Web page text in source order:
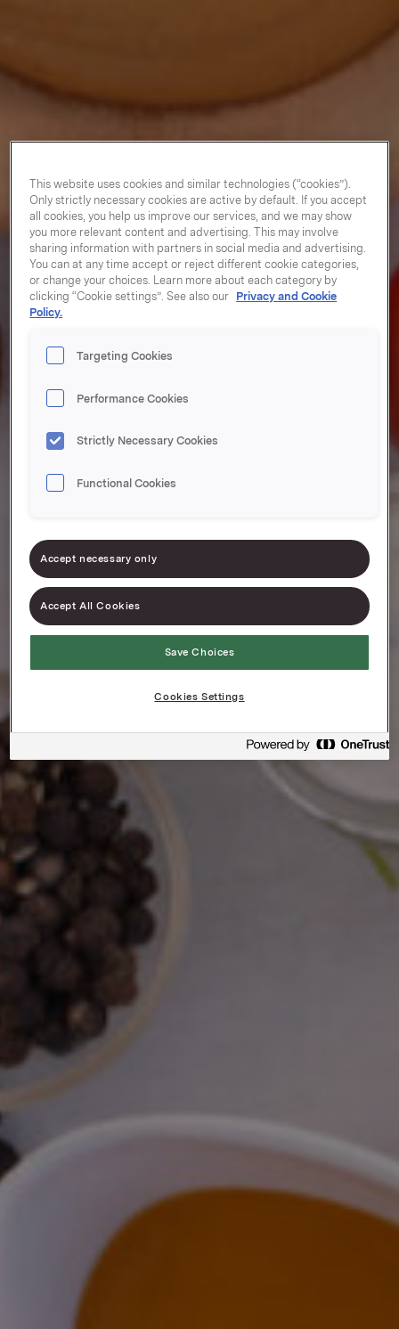
This website uses cookies and similar technologies (“cookies”).
Only strictly necessary cookies are active by default. If you accept
all cookies, you help us improve our services, and we may show
you more relevant content and advertising. This may involve
sharing information with partners in social media and advertising.
You can at any time accept or reject different cookie categories,
or change your choices. Learn more about each category by
clicking “Cookie settings”. See also our Privacy and Cookie
Policy.
Targeting Cookies
Performance Cookies
Strictly Necessary Cookies
Functional Cookies
Accept necessary only
Accept All Cookies
Save Choices
Cookies Settings